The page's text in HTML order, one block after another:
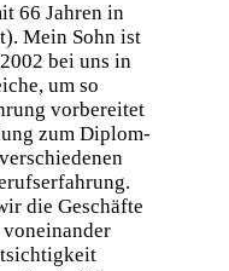
66 Jahren in
Mein Sohn ist
bei uns in
um so
vorbereitet
zum Diplom-
die Geschäfte